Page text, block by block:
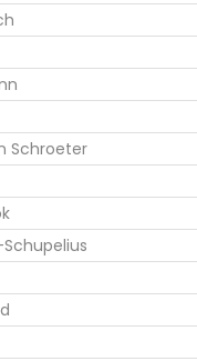
Schroeter